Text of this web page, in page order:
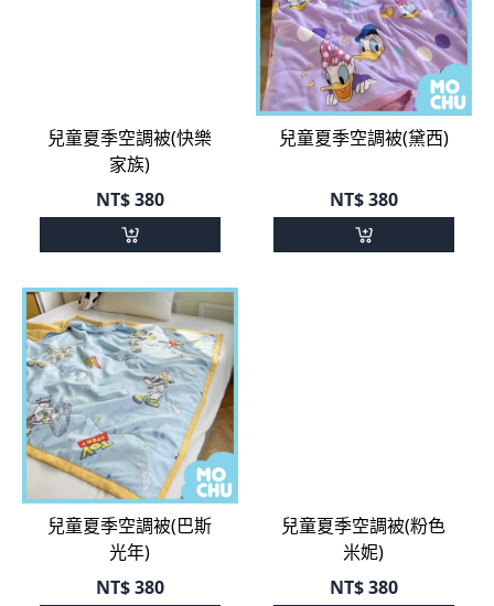
NT$380
兒童夏季空調被(黛西)
NT$380
兒童夏季空調被(巴斯
光年)
NT$380
NT$380